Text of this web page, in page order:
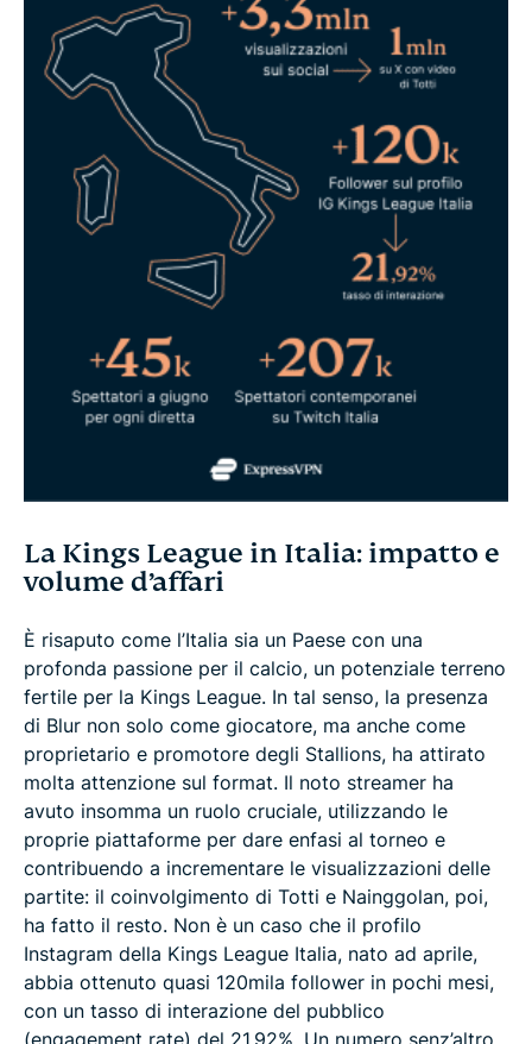
La Kings League in Italia: impatto e
volume d’affari
È risaputo come l’Italia sia un Paese con una
profonda passione per il calcio, un potenziale terreno
fertile per la Kings League. In tal senso, la presenza
di Blur non solo come giocatore, ma anche come
proprietario e promotore degli Stallions, ha attirato
molta attenzione sul format. Il noto streamer ha
avuto insomma un ruolo cruciale, utilizzando le
proprie piattaforme per dare enfasi al torneo e
contribuendo a incrementare le visualizzazioni delle
partite: il coinvolgimento di Totti e Nainggolan, poi,
ha fatto il resto. Non è un caso che il profilo
Instagram della Kings League Italia, nato ad aprile,
abbia ottenuto quasi 120mila follower in pochi mesi,
con un tasso di interazione del pubblico
(engagement rate) del 21,92%. Un numero senz’altro